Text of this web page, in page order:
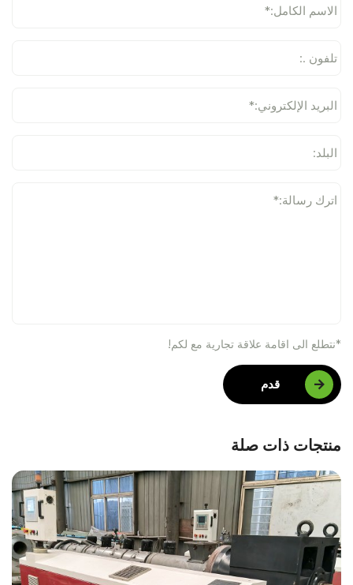
الاسم الكامل:*
تلفون .:
البريد الإلكتروني:*
البلد:
اترك رسالة:*
*نتطلع الى اقامة علاقة تجارية مع لكم!
قدم
منتجات ذات صلة